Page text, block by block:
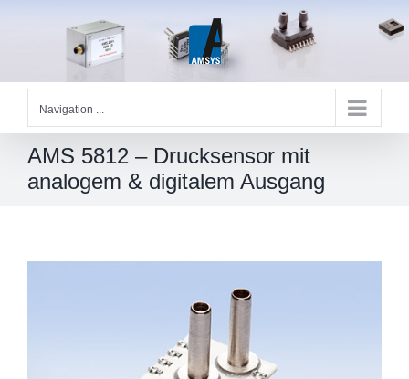
Navigation ...
AMS 5812 – Drucksensor mit
analogem & digitalem Ausgang